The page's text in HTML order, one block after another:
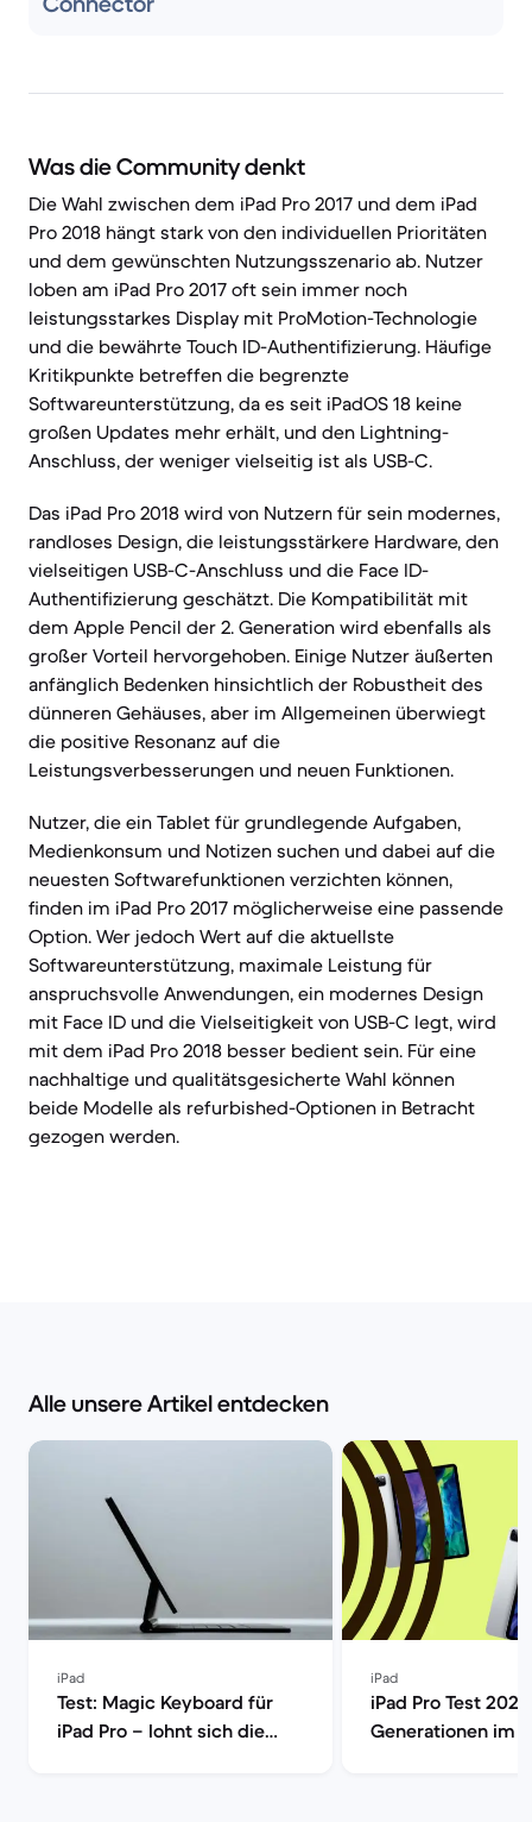
Was die Community denkt
Die Wahl zwischen dem iPad Pro 2017 und dem iPad
Pro 2018 hängt stark von den individuellen Prioritäten
und dem gewünschten Nutzungsszenario ab. Nutzer
loben am iPad Pro 2017 oft sein immer noch
leistungsstarkes Display mit ProMotion-Technologie
und die bewährte Touch ID-Authentifizierung. Häufige
Kritikpunkte betreffen die begrenzte
Softwareunterstützung, da es seit iPadOS 18 keine
großen Updates mehr erhält, und den Lightning-
Anschluss, der weniger vielseitig ist als USB-C.
Das iPad Pro 2018 wird von Nutzern für sein modernes,
randloses Design, die leistungsstärkere Hardware, den
vielseitigen USB-C-Anschluss und die Face ID-
Authentifizierung geschätzt. Die Kompatibilität mit
dem Apple Pencil der 2. Generation wird ebenfalls als
großer Vorteil hervorgehoben. Einige Nutzer äußerten
anfänglich Bedenken hinsichtlich der Robustheit des
dünneren Gehäuses, aber im Allgemeinen überwiegt
die positive Resonanz auf die
Leistungsverbesserungen und neuen Funktionen.
Nutzer, die ein Tablet für grundlegende Aufgaben,
Medienkonsum und Notizen suchen und dabei auf die
neuesten Softwarefunktionen verzichten können,
finden im iPad Pro 2017 möglicherweise eine passende
Option. Wer jedoch Wert auf die aktuellste
Softwareunterstützung, maximale Leistung für
anspruchsvolle Anwendungen, ein modernes Design
mit Face ID und die Vielseitigkeit von USB-C legt, wird
mit dem iPad Pro 2018 besser bedient sein. Für eine
nachhaltige und qualitätsgesicherte Wahl können
beide Modelle als refurbished-Optionen in Betracht
gezogen werden.
Alle unsere Artikel entdecken
iPad
Test: Magic Keyboard für
iPad Pro – lohnt sich die
iPad
iPad Pro Test
Generationen im